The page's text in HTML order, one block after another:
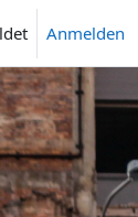
Anmelden